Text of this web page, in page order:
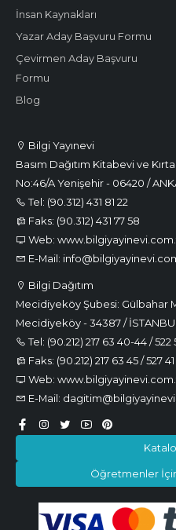
Bilgi Yayınevi
Basım Dağıtım Kitabevi ve
No:46/A Yenişehir - 06420 /
Tel: (90.312) 431 81 22
Faks: (90.312) 431 77 58
Web:
E-Mail:
Bilgi Dağıtım
Mecidiyeköy Şubesi: Gülbahar
Mecidiyeköy - 34387 / İSTANBUL
Tel: (90.212) 217 63 40-44 / 522
Faks: (90.212) 217 63 45 / 527 41
Web:
E-Mail:
Öğretmenler
İnsan Kaynakları
Yazar Aday Başvuru Formu
Çevirmen Aday Başvuru
Formu
Blog